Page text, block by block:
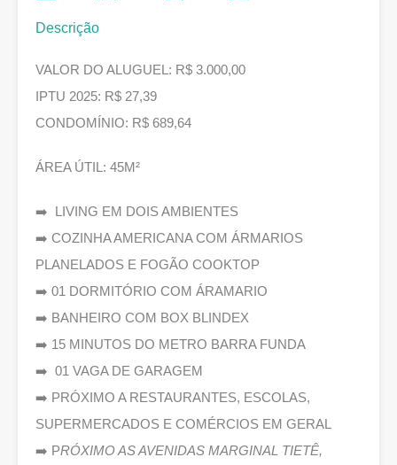
Descrição
VALOR DO ALUGUEL: R$ 3.000,00
IPTU 2025: R$ 27,39
CONDOMÍNIO: R$ 689,64
ÁREA ÚTIL: 45M²
➡️ LIVING EM DOIS AMBIENTES
➡️ COZINHA AMERICANA COM ÁRMARIOS
PLANELADOS E FOGÃO COOKTOP
➡️ 01 DORMITÓRIO COM ÁRAMARIO
➡️ BANHEIRO COM BOX BLINDEX
➡️ 15 MINUTOS DO METRO BARRA FUNDA
➡️ 01 VAGA DE GARAGEM
➡️ PRÓXIMO A RESTAURANTES, ESCOLAS,
SUPERMERCADOS E COMÉRCIOS EM GERAL
➡️ PRÓXIMO AS AVENIDAS MARGINAL TIETÊ,